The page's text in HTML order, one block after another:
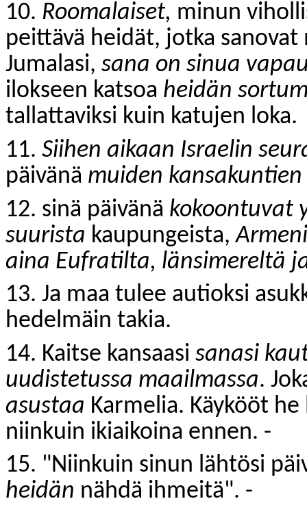
10. Roomalaiset, minun
peittävä heidät, jotka
Jumalasi, sana on sinua
ilokseen katsoa heidän
tallattaviksi kuin katujen loka.
11. Siihen aikaan Israelin
päivänä muiden
12. sinä päivänä kokoontuvat
suurista kaupungeista,
aina Eufratilta, länsimereltä
13. Ja maa tulee autioksi
hedelmäin takia.
14. Kaitse kansaasi sanasi
uudistetussa maailmassa.
asustaa Karmelia. Käykööt
niinkuin ikiaikoina ennen. -
15. "Niinkuin sinun lähtösi
heidän nähdä ihmeitä". -